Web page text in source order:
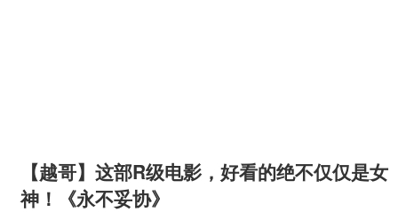
【越哥】这部R级电影，好看的绝不仅仅是女
神！《永不妥协》